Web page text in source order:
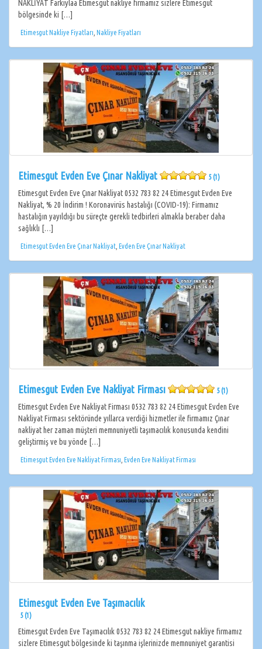
NAKLİYAT Farkıylaa Etimesgut nakliye firmamız sizlere Etimesgut
bölgesinde ki […]
Etimesgut Nakliye Fiyatları Nakliye Fiyatları
Etimesgut Evden Eve Çınar Nakliyat 5 (1)
Etimesgut Evden Eve Çınar Nakliyat 0532 783 82 24 Etimesgut Evden Eve
Nakliyat, % 20 İndirim ! Koronavirüs hastalığı (COVID-19): Firmamız
hastalığın yayıldığı bu süreçte gerekli tedbirleri almakla beraber daha
sağlıklı […]
Etimesgut Evden Eve Çınar Nakliyat Evden Eve Çınar Nakliyat
Etimesgut Evden Eve Nakliyat Firması 5 (1)
Etimesgut Evden Eve Nakliyat Firması 0532 783 82 24 Etimesgut Evden Eve
Nakliyat Firması sektöründe yıllarca verdiği hizmetler ile firmamız Çınar
nakliyat her zaman müşteri memnuniyetli taşımacılık konusunda kendini
geliştirmiş ve bu yönde […]
Etimesgut Evden Eve Nakliyat Firması Evden Eve Nakliyat Firması
Etimesgut Evden Eve Taşımacılık
5 (1)
Etimesgut Evden Eve Taşımacılık 0532 783 82 24 Etimesgut nakliye firmamız
sizlere Etimesgut bölgesinde ki taşınma işlerinizde memnuniyet garantisi